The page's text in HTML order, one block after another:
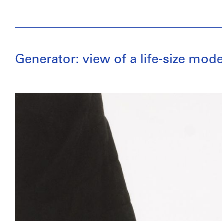
Generator: view of a life-size